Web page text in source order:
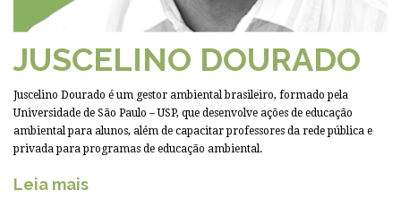
JUSCELINO DOURADO
Juscelino Dourado é um gestor ambiental brasileiro, formado pela
Universidade de São Paulo – USP, que desenvolve ações de educação
ambiental para alunos, além de capacitar professores da rede pública e
privada para programas de educação ambiental.
Leia mais